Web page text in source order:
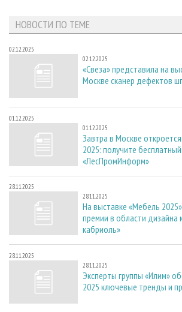
ПРОИЗВОДСТВО ДРЕВЕСНЫХ ПЛИТ
ДЕРЕВЯННОЕ ДОМОСТРОЕНИЕ
ПРОИЗВОДСТВО МЕБЕЛИ
БИОЭНЕРГЕТИКА
ЦБП
ИНСТРУМЕНТ И МАТЕРИАЛЫ
МОБИЛЬНЫЕ ВЫСТАВКИ
ОФИЦИАЛЬНЫЕ ДЕЛЕГАЦИИ
ПРИОРИТЕТНЫЕ ИНВЕСТПРОЕКТЫ
RUSSIAN FORESTRY REVIEW
ГАЗЕТА ЛЕСПРОМФОРУМ
БИБЛИОТЕКА СПЕЦИАЛИСТА
РЕКЛАМА НА САЙТЕ
НОВОСТИ ПО ТЕМЕ
02.12.2025
02.12.2025
«Свеза» представила на
Москве сканер дефектов
01.12.2025
01.12.2025
Завтра в Москве
2025: получите
«ЛесПромИнформ»
28.11.2025
28.11.2025
На выставке «Мебель
премии в области дизайна
кабриоль»
28.11.2025
28.11.2025
Эксперты группы «Илим»
2025 ключевые тренды и